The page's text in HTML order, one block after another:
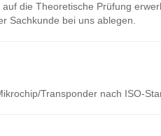
die Theoretische Prüfung
Sachkunde bei uns ablegen.
Transponder nach ISO-